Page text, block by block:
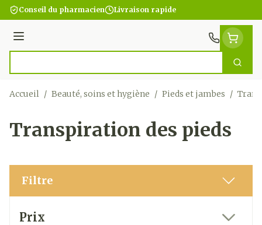
Aller au contenu
Conseil du pharmacien Livraison rapide
Menu
Accueil / Beauté, soins et hygiène / Pieds et jambes /
Transpiration des pieds
Filtre
Prix